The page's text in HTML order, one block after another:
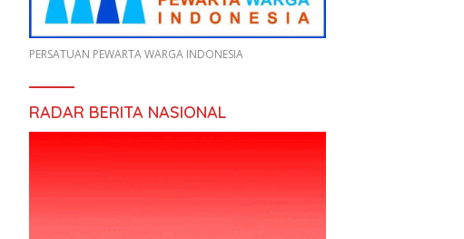
PERSATUAN PEWARTA WARGA INDONESIA
RADAR BERITA NASIONAL